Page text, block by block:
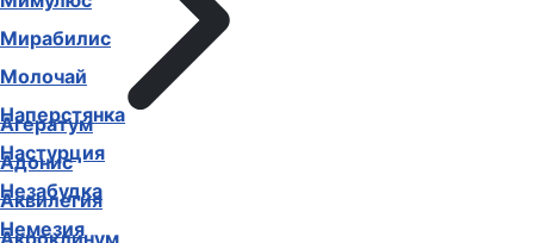
Агератум
Адонис
Аквилегия
Акроклинум
Мирабилис
Молочай
Наперстянка
Настурция
Незабудка
Немезия